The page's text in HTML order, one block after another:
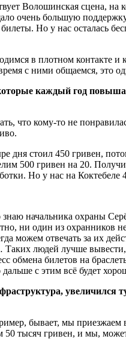
Волошинская сцена,
очень большую
Но у нас осталась
в плотном контакте и
с ними общаемся, это
каждый год
что кому-то не
дня стоил 450 гривен,
500 гривен на 20.
Но у нас на
начальника охраны
ни один из охранников
можем отвечать за их
людей лучше
обмена билетов на
с этим всё будет
бывает, мы приезжаем
50 тысяч гривен, и мы,